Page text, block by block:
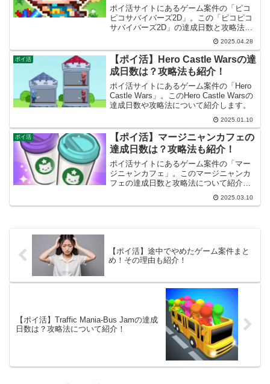
ポイ活サイトにあるゲーム案件の「ピコ
ピコサバイバーズ2D」。この「ピコピコ
サバイバーズ2D」の達成日数と攻略法に
2025.04.28
ポイ活
【ポイ活】Hero Castle Warsの達
成日数は？攻略法も紹介！
ポイ活サイトにあるゲーム案件の「Hero
Castle Wars」。このHero Castle Warsの
達成日数や攻略法について紹介します。
2025.01.10
ポイ活
【ポイ活】マージニャンカフェの
達成日数は？攻略法も紹介！
ポイ活サイトにあるゲーム案件の「マー
ジニャンカフェ」。このマージニャンカ
フェの達成日数と攻略法について紹介し
2025.03.10
【ポイ活】途中でやめたゲーム案件まと
め！その理由も紹介！
【ポイ活】Traffic Mania-Bus Jamの達成
日数は？攻略法について紹介！